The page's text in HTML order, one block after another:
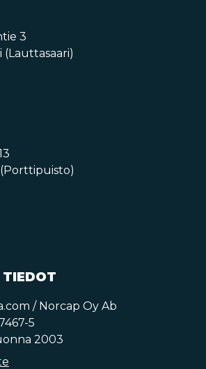
3
(Lauttasaari)
TIEDOT
/ Norcap Oy Ab
5
2003